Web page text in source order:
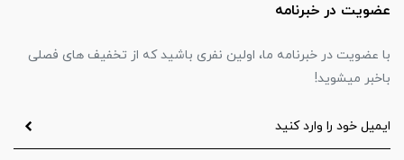
عضویت در خبرنامه
با عضویت در خبرنامه ما، اولین نفری باشید که از تخفیف های فصلی
باخبر میشوید!